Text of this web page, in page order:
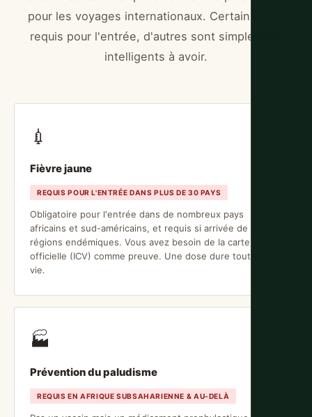
pour les voyages internationaux. Certains sont
requis pour l'entrée, d'autres sont simplement
intelligents à avoir.
💉
Fièvre jaune
REQUIS POUR L'ENTRÉE DANS PLUS DE 30 PAYS
Obligatoire pour l'entrée dans de nombreux pays
africains et sud-américains, et requis si arrivée de
régions endémiques. Vous avez besoin de la carte jaune
officielle (ICV) comme preuve. Une dose dure toute la
vie.
🏭
Prévention du paludisme
REQUIS EN AFRIQUE SUBSAHARIENNE & AU-DELÀ